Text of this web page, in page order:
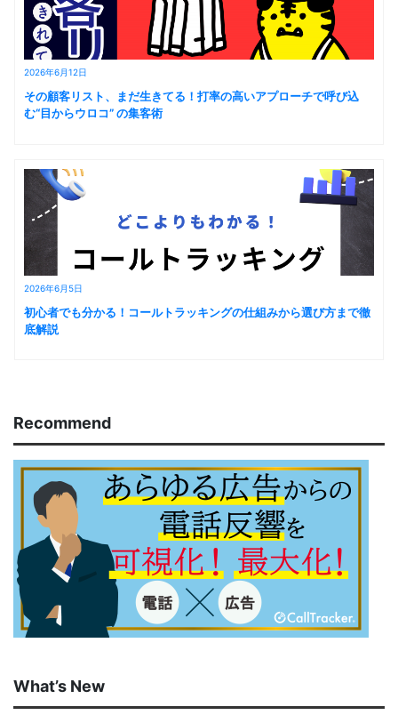
2026年6月12日
その顧客リスト、まだ生きてる！打率の高いアプローチで呼び込
む“目からウロコ” の集客術
2026年6月5日
初心者でも分かる！コールトラッキングの仕組みから選び方まで徹
底解説
Recommend
What’s New